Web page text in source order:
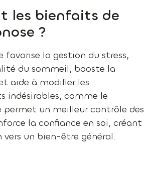
les bienfaits de
?
favorise la gestion du stress,
du sommeil, booste la
aide à modifier les
indésirables, comme le
permet un meilleur contrôle des
la confiance en soi, créant
vers un bien-être général.